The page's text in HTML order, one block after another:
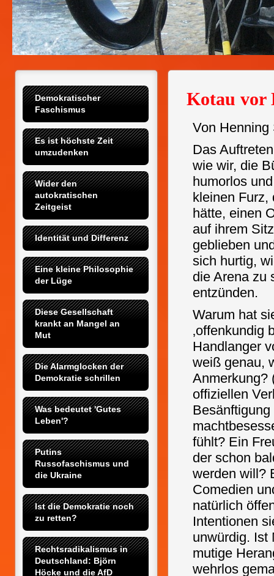
Demokratischer
Faschismus
Es ist höchste Zeit
umzudenken
Wider den
autokratischen
Zeitgeist
Identität und Differenz
Eine kleine Philosophie
der Lüge
Diese Gesellschaft
krankt an Mangel an
Mut
Die Alarmglocken der
Demokratie schrillen
Was bedeutet 'Gutes
Leben'?
Putins
Russofaschismus und
die Ukraine
Ist die Demokratie noch
zu retten?
Rechtsradikalismus in
Deutschland: Björn
Höcke und die AfD
Kotau vor
Von Henning
Das
wie wir, die
humorlos
kleinen Furz,
hätte, einen
auf ihrem
geblieben
sich hurtig,
die Arena zu
entzünden.
Warum hat
‚offenkundig
Handlanger
weiß genau,
Anmerkung?
offiziellen
fühlt? Ein
der schon
werden will?
Comedien
natürlich
Intentionen
unwürdig. Ist
mutige
wehrlos